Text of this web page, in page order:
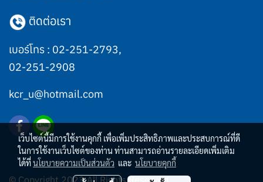
ติดต่อเรา
เบอร์โทร : 02-251-2793,
02-251-2908
kcr_u@hotmail.com
เว็บไซต์นี้มีการใช้งานคุกกี้ เพื่อเพิ่มประสิทธิภาพและประสบการณ์ที่ดี
ในการใช้งานเว็บไซต์ของท่าน ท่านสามารถอ่านรายละเอียดเพิ่มเติม
ได้ที่นโยบายความเป็นส่วนตัว และ นโยบายคุกกี้